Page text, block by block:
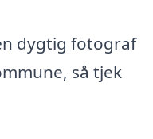
dygtig fotograf
så tjek